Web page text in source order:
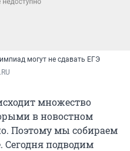
могут не сдавать ЕГЭ
множество
в новостном
Поэтому мы собираем
Сегодня подводим